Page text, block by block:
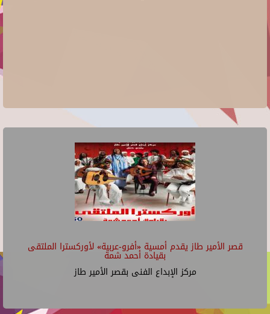
قصر الأمير طاز يقدم أمسية «أفرو-عربية» لأوركسترا الملتقى
بقيادة أحمد شمة
مركز الإبداع الفنى بقصر الأمير طاز